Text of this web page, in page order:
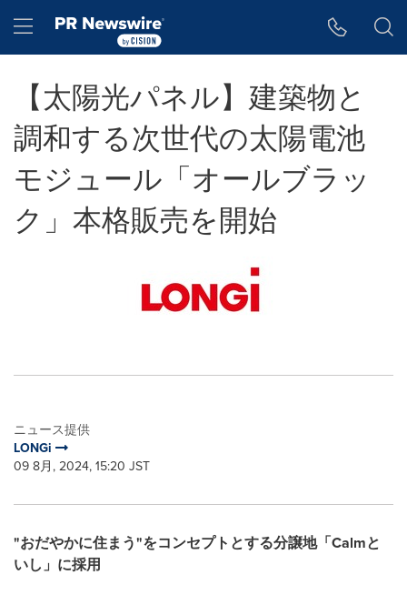
Hamburger menu
【太陽光パネル】建築物と
調和する次世代の太陽電池
モジュール「オールブラッ
ク」本格販売を開始
ニュース提供
LONGi
09 8月, 2024, 15:20 JST
"おだやかに住まう"をコンセプトとする分譲地「Calmと
いし」に採用